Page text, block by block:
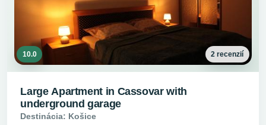
10.0 2 recenzií
Large Apartment in Cassovar with
underground garage
Destinácia: Košice